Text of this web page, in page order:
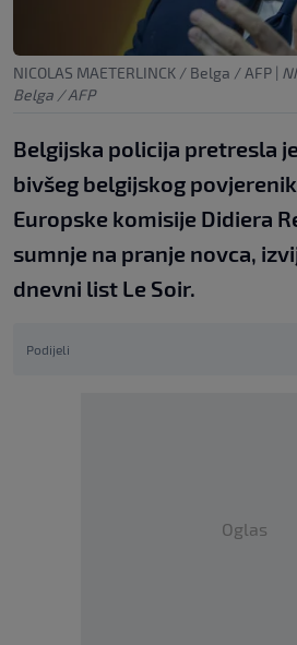
NICOLAS MAETERLINCK / Belga / AFP |
Belga / AFP
Belgijska policija pretresla
bivšeg belgijskog
Europske komisije Didiera
sumnje na pranje novca,
dnevni list Le Soir.
Podijeli
Oglas